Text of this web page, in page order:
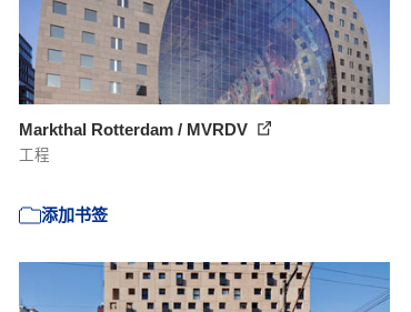
Markthal Rotterdam / MVRDV
工程
添加书签